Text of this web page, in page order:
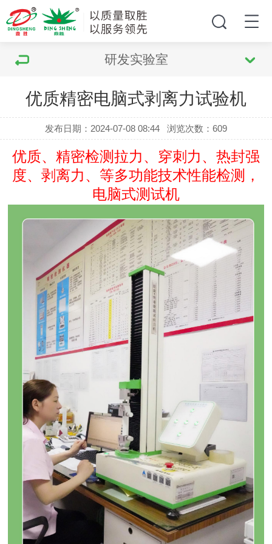
研发实验室
优质精密电脑式剥离力试验机
发布日期：2024-07-08 08:44 浏览次数：609
优质、精密检测拉力、穿刺力、热封强
度、剥离力、等多功能技术性能检测，
电脑式测试机